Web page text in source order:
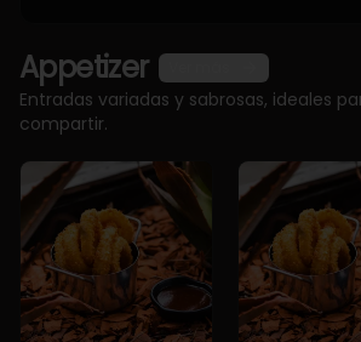
Appetizer
Entradas variadas y sabrosas, ideales
compartir.